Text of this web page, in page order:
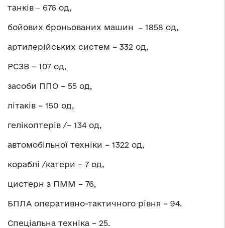
танків ‒ 676 од,
бойових броньованих машин ‒ 1858 од,
артилерійських систем – 332 од,
РСЗВ – 107 од,
засоби ППО – 55 од,
літаків – 150 од,
гелікоптерів /– 134 од,
автомобільної техніки – 1322 од,
кораблі /катери – 7 од,
цистерн з ПММ – 76,
БПЛА оперативно-тактичного рівня – 94.
Спеціальна техніка – 25.